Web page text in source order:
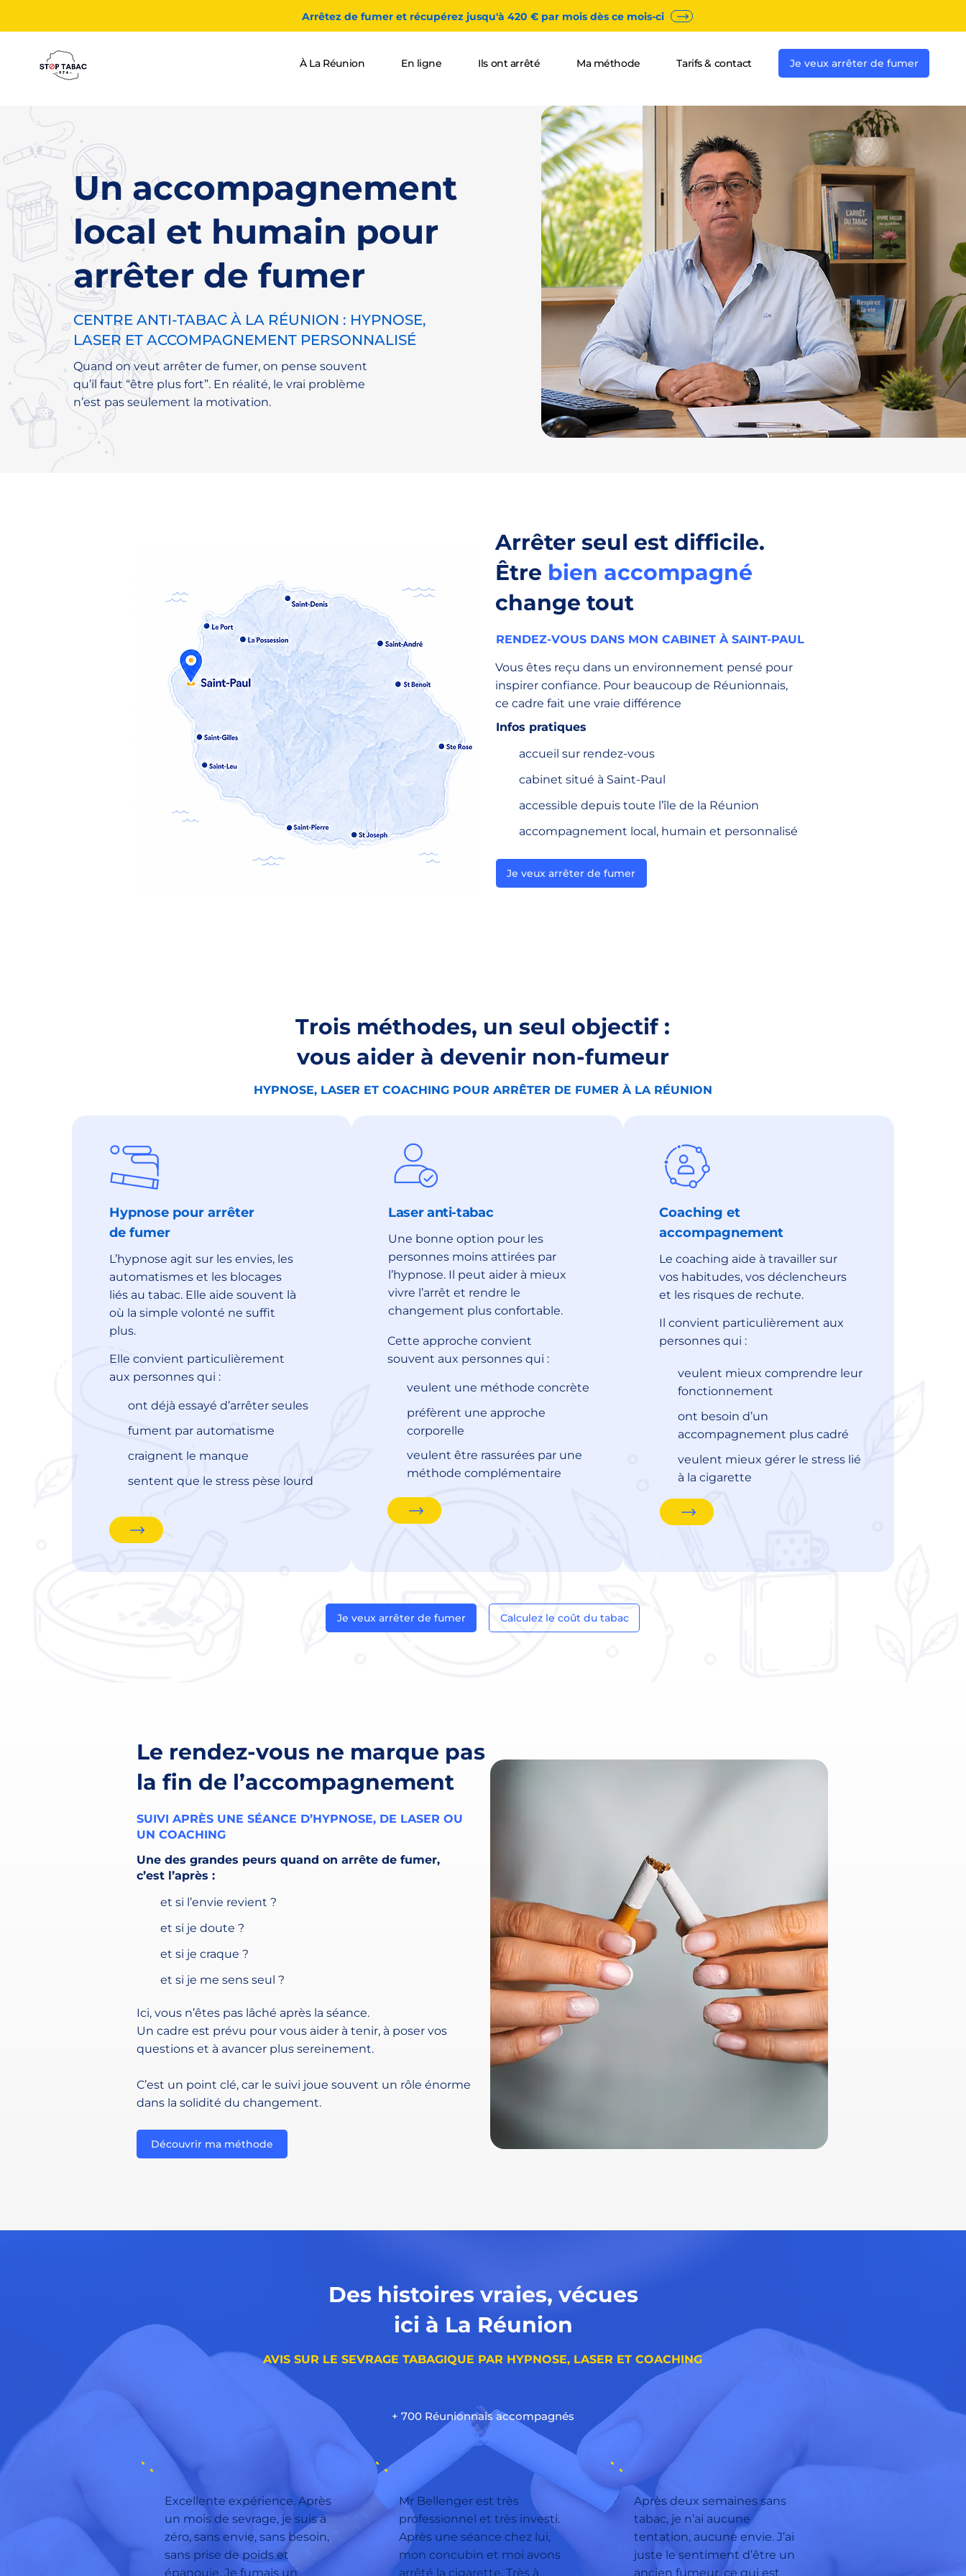
Arrêtez de fumer et récupérez jusqu'à 420 € par mois dès ce mois-ci
À La Réunion En ligne Ils ont arrêté Ma méthode Tarifs & contact Je veux arrêter de fumer
Un accompagnement
local et humain pour
arrêter de fumer
CENTRE ANTI-TABAC À LA RÉUNION : HYPNOSE,
LASER ET ACCOMPAGNEMENT PERSONNALISÉ
Quand on veut arrêter de fumer, on pense souvent
qu’il faut “être plus fort”. En réalité, le vrai problème
n’est pas seulement la motivation.
Arrêter seul est difficile.
Être bien accompagné
change tout
RENDEZ-VOUS DANS MON CABINET À SAINT-PAUL
Vous êtes reçu dans un environnement pensé pour
inspirer confiance. Pour beaucoup de Réunionnais,
ce cadre fait une vraie différence
Infos pratiques
accueil sur rendez-vous
cabinet situé à Saint-Paul
accessible depuis toute l’île de la Réunion
accompagnement local, humain et personnalisé
Je veux arrêter de fumer
Trois méthodes, un seul objectif :
vous aider à devenir non-fumeur
HYPNOSE, LASER ET COACHING POUR ARRÊTER DE FUMER À LA RÉUNION
Hypnose pour arrêter
de fumer
L’hypnose agit sur les envies, les
automatismes et les blocages
liés au tabac. Elle aide souvent là
où la simple volonté ne suffit
plus.
Elle convient particulièrement
aux personnes qui :
ont déjà essayé d’arrêter seules
fument par automatisme
craignent le manque
sentent que le stress pèse lourd
Laser anti-tabac
Une bonne option pour les
personnes moins attirées par
l’hypnose. Il peut aider à mieux
vivre l’arrêt et rendre le
changement plus confortable.
Cette approche convient
souvent aux personnes qui :
veulent une méthode concrète
préfèrent une approche
corporelle
veulent être rassurées par une
méthode complémentaire
Coaching et
accompagnement
Le coaching aide à travailler sur
vos habitudes, vos déclencheurs
et les risques de rechute.
Il convient particulièrement aux
personnes qui :
veulent mieux comprendre leur
fonctionnement
ont besoin d’un
accompagnement plus cadré
veulent mieux gérer le stress lié
à la cigarette
Je veux arrêter de fumer Calculez le coût du tabac
Le rendez-vous ne marque pas
la fin de l’accompagnement
SUIVI APRÈS UNE SÉANCE D’HYPNOSE, DE LASER OU
UN COACHING
Une des grandes peurs quand on arrête de fumer,
c’est l’après :
et si l’envie revient ?
et si je doute ?
et si je craque ?
et si je me sens seul ?
Ici, vous n’êtes pas lâché après la séance.
Un cadre est prévu pour vous aider à tenir, à poser vos
questions et à avancer plus sereinement.
C’est un point clé, car le suivi joue souvent un rôle énorme
dans la solidité du changement.
Découvrir ma méthode
Des histoires vraies, vécues
ici à La Réunion
AVIS SUR LE SEVRAGE TABAGIQUE PAR HYPNOSE, LASER ET COACHING
+ 700 Réunionnais accompagnés
Excellente expérience. Après
un mois de sevrage, je suis à
zéro, sans envie, sans besoin,
sans prise de poids et
épanouie. Je fumais un
Mr Bellenger est très
professionnel et très investi.
Après une séance chez lui,
mon concubin et moi avons
arrêté la cigarette. Très à
Après deux semaines sans
tabac, je n’ai aucune
tentation, aucune envie. J’ai
juste le sentiment d’être un
ancien fumeur, ce qui est